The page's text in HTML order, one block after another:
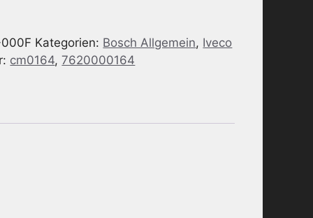
Kategorien: Bosch Allgemein, Iveco
cm0164,7620000164